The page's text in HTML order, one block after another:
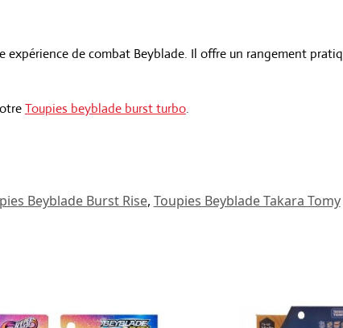
expérience de combat Beyblade. Il offre un rangement
Toupies beyblade burst turbo.
Beyblade Burst Rise, Toupies Beyblade Takara Tomy